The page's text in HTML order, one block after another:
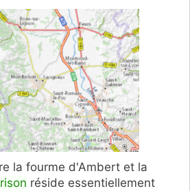
la fourme d'Ambert et la
réside essentiellement